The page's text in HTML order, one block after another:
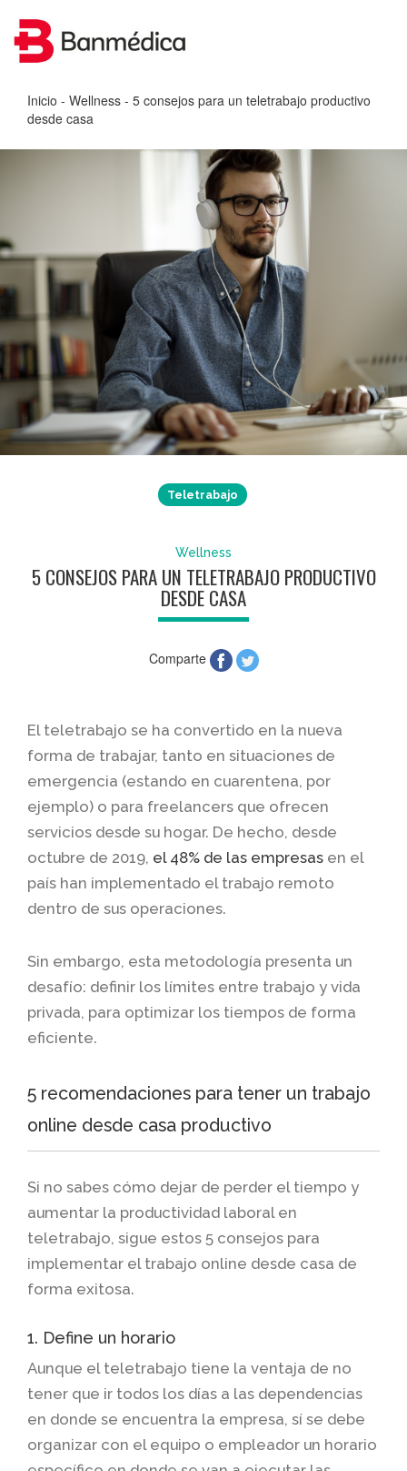
Inicio - Wellness - 5 consejos para un teletrabajo productivo
desde casa
Teletrabajo
Wellness
5 CONSEJOS PARA UN TELETRABAJO PRODUCTIVO
DESDE CASA
Comparte
El teletrabajo se ha convertido en la nueva
forma de trabajar, tanto en situaciones de
emergencia (estando en cuarentena, por
ejemplo) o para freelancers que ofrecen
servicios desde su hogar. De hecho, desde
octubre de 2019, el 48% de las empresas en el
país han implementado el trabajo remoto
dentro de sus operaciones.
Sin embargo, esta metodología presenta un
desafío: definir los límites entre trabajo y vida
privada, para optimizar los tiempos de forma
eficiente.
5 recomendaciones para tener un trabajo
online desde casa productivo
Si no sabes cómo dejar de perder el tiempo y
aumentar la productividad laboral en
teletrabajo, sigue estos 5 consejos para
implementar el trabajo online desde casa de
forma exitosa.
1. Define un horario
Aunque el teletrabajo tiene la ventaja de no
tener que ir todos los días a las dependencias
en donde se encuentra la empresa, sí se debe
organizar con el equipo o empleador un horario